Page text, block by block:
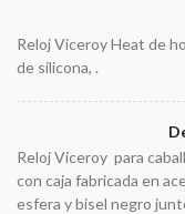
Reloj Viceroy Heat de
de silicona, .
Reloj Viceroy para
con caja fabricada en
esfera y bisel negro